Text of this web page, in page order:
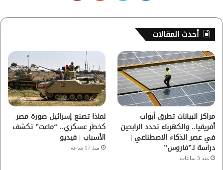
س
ب
و
ك
ر
ي
و
ب
ت
ق
ر
ا
م
أحدث المقالات
مراكز البيانات تطرق أبواب
أفريقيا.. والكهرباء تحدد الرابحين
في عصر الذكاء الاصطناعي |
دراسة لـ”فاروس”
منذ 3 ساعات
لماذا تصنع إسرائيل صورة مصر
كخطر عسكري.. “ماعت” تكشف
الأسباب | فيديو
منذ 17 ساعة